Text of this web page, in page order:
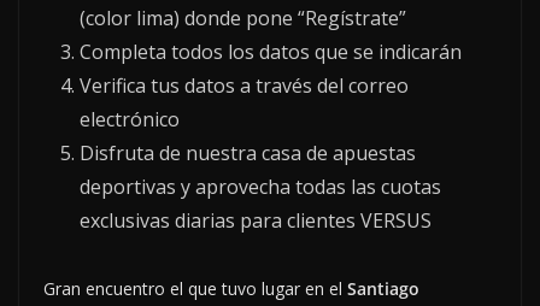
(color lima) donde pone “Regístrate”
Completa todos los datos que se indicarán
Verifica tus datos a través del correo
electrónico
Disfruta de nuestra casa de apuestas
deportivas y aprovecha todas las cuotas
exclusivas diarias para clientes VERSUS
Gran encuentro el que tuvo lugar en el Santiago